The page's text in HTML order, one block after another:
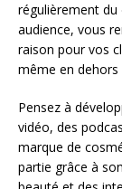
régulièrement
audience, vous
raison pour vos
même en dehors
Pensez à
vidéo, des
marque de
partie grâce à